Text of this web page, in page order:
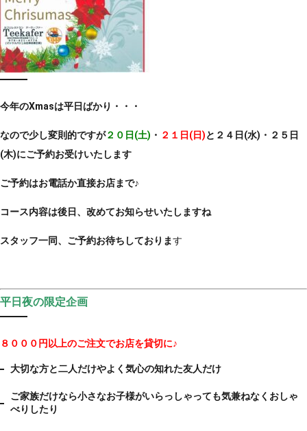
今年のXmasは平日ばかり・・・
なので少し変則的ですが２０日(土) ・ ２１日(日)と２４日(水)・２５日
(木)にご予約お受けいたします
ご予約はお電話か直接お店まで♪
コース内容は後日、改めてお知らせいたしますね
スタッフ一同、ご予約お待ちしております
平日夜の限定企画
８０００円以上のご注文でお店を貸切に♪
大切な方と二人だけやよく気心の知れた友人だけ
ご家族だけなら小さなお子様がいらっしゃっても気兼ねなくおしゃ
べりしたり